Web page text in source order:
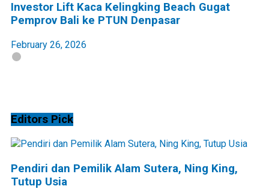
Investor Lift Kaca Kelingking Beach Gugat
Pemprov Bali ke PTUN Denpasar
February 26, 2026
Editors Pick
Pendiri dan Pemilik Alam Sutera, Ning King,
Tutup Usia